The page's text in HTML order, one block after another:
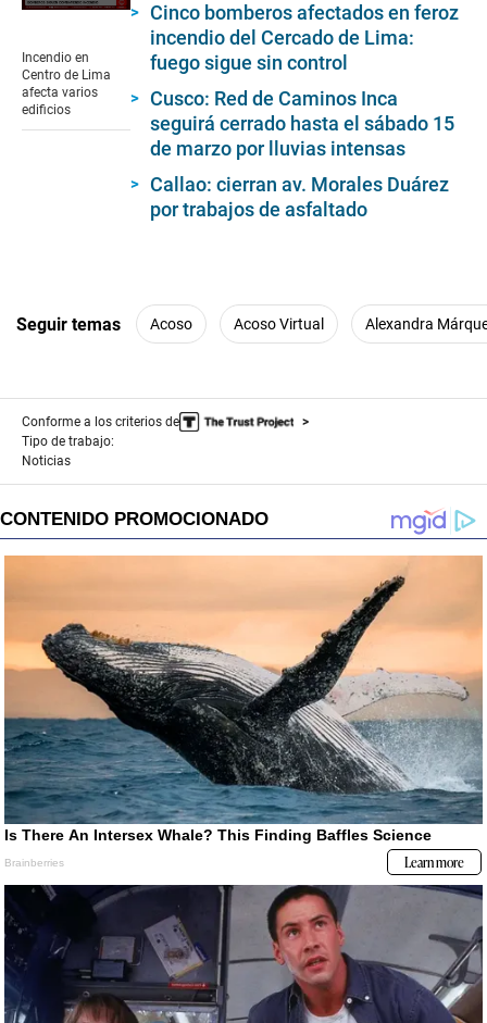
of
2
minutes,
41
Incendio en
Centro de Lima
afecta varios
edificios
Cinco bomberos afectados en feroz
incendio del Cercado de Lima:
fuego sigue sin control
Cusco: Red de Caminos Inca
seguirá cerrado hasta el sábado 15
de marzo por lluvias intensas
Callao: cierran av. Morales Duárez
por trabajos de asfaltado
Seguir temas Acoso Acoso Virtual Alexandra
Conforme a los criterios de
Tipo de trabajo:
Noticias